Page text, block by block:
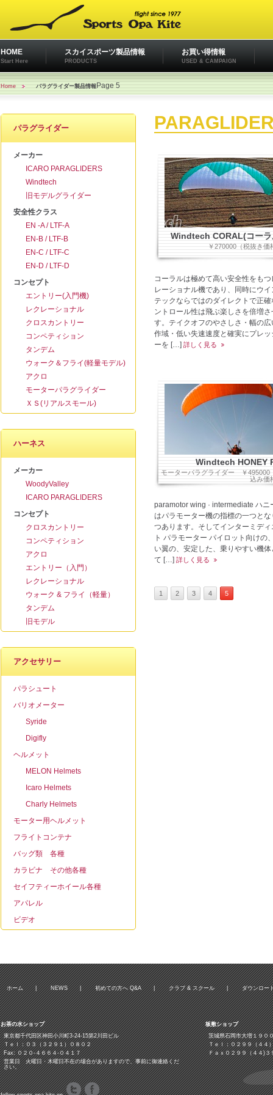
HOME
Start Here
スカイスポーツ製品情報
PRODUCTS
お買い得情報
USED & CAMPAIGN
Home パラグライダー製品情報 Page 5
パラグライダー
メーカー
ICARO PARAGLIDERS
Windtech
旧モデルグライダー
安全性クラス
EN -A / LTF-A
EN-B / LTF-B
EN-C / LTF-C
EN-D / LTF-D
コンセプト
エントリー(入門機)
レクレーショナル
クロスカントリー
コンペティション
タンデム
ウォーク＆フライ(軽量モデル)
アクロ
モーターパラグライダー
ＸＳ(リアルスモール)
ハーネス
メーカー
WoodyValley
ICARO PARAGLIDERS
コンセプト
クロスカントリー
コンペティション
アクロ
エントリー（入門）
レクレーショナル
ウォーク & フライ（軽量）
タンデム
旧モデル
アクセサリー
パラシュート
バリオメーター
Syride
Digifly
ヘルメット
MELON Helmets
Icaro Helmets
Charly Helmets
モーター用ヘルメット
フライトコンテナ
バッグ類 各種
カラビナ その他各種
セイフティーホイール各種
アパレル
ビデオ
Windtech CORAL(コー
￥270000（税抜き価
コーラルは極めて高い安全性をもつ
レーショナル機であり、同時にウイ
テックならではのダイレクトで正確
ントロール性は飛ぶ楽しさを倍増さ
す。テイクオフのやさしさ・幅の広
作域・低い失速速度と確実にプレッ
ーを […] 詳しく見る
Windtech HONEY
モーターパラグライダー
￥495000
込み価
paramotor wing · intermediate ハニ
はパラモーター機の指標の一つとな
つあります。そしてインターミディ
ト パラモーター パイロット向けの
い翼の、安定した、乗りやすい機体
て […] 詳しく見る
1 2 3 4 5
ホーム | NEWS | 初めての方へ Q&A | クラブ & スクール | ダウンロー
お茶の水ショップ
東京都千代田区神田小川町3‐24‐15第2川田ビル
Ｔｅｌ：０３（３２９１）０８０２
Fax: ０２０-４６６４-０４１７
営業日 火曜日・木曜日不在の場合がありますので、事前に御連絡くだ
さい。
板敷ショップ
茨城県石岡市大増１９０
Ｔｅｌ：０２９９（４４
Ｆａｘ０２９９（４４)３